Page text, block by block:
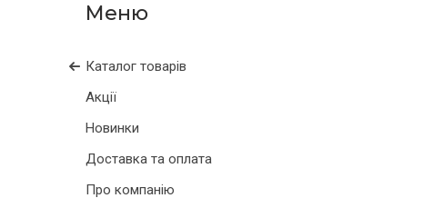
Каталог товарів
Акції
Новинки
Доставка та оплата
Про компанію